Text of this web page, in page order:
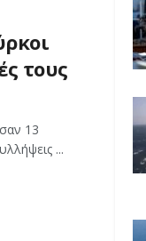
τους
13
...